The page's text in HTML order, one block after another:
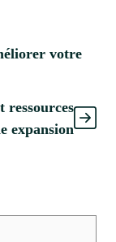
votre
ressources
expansion